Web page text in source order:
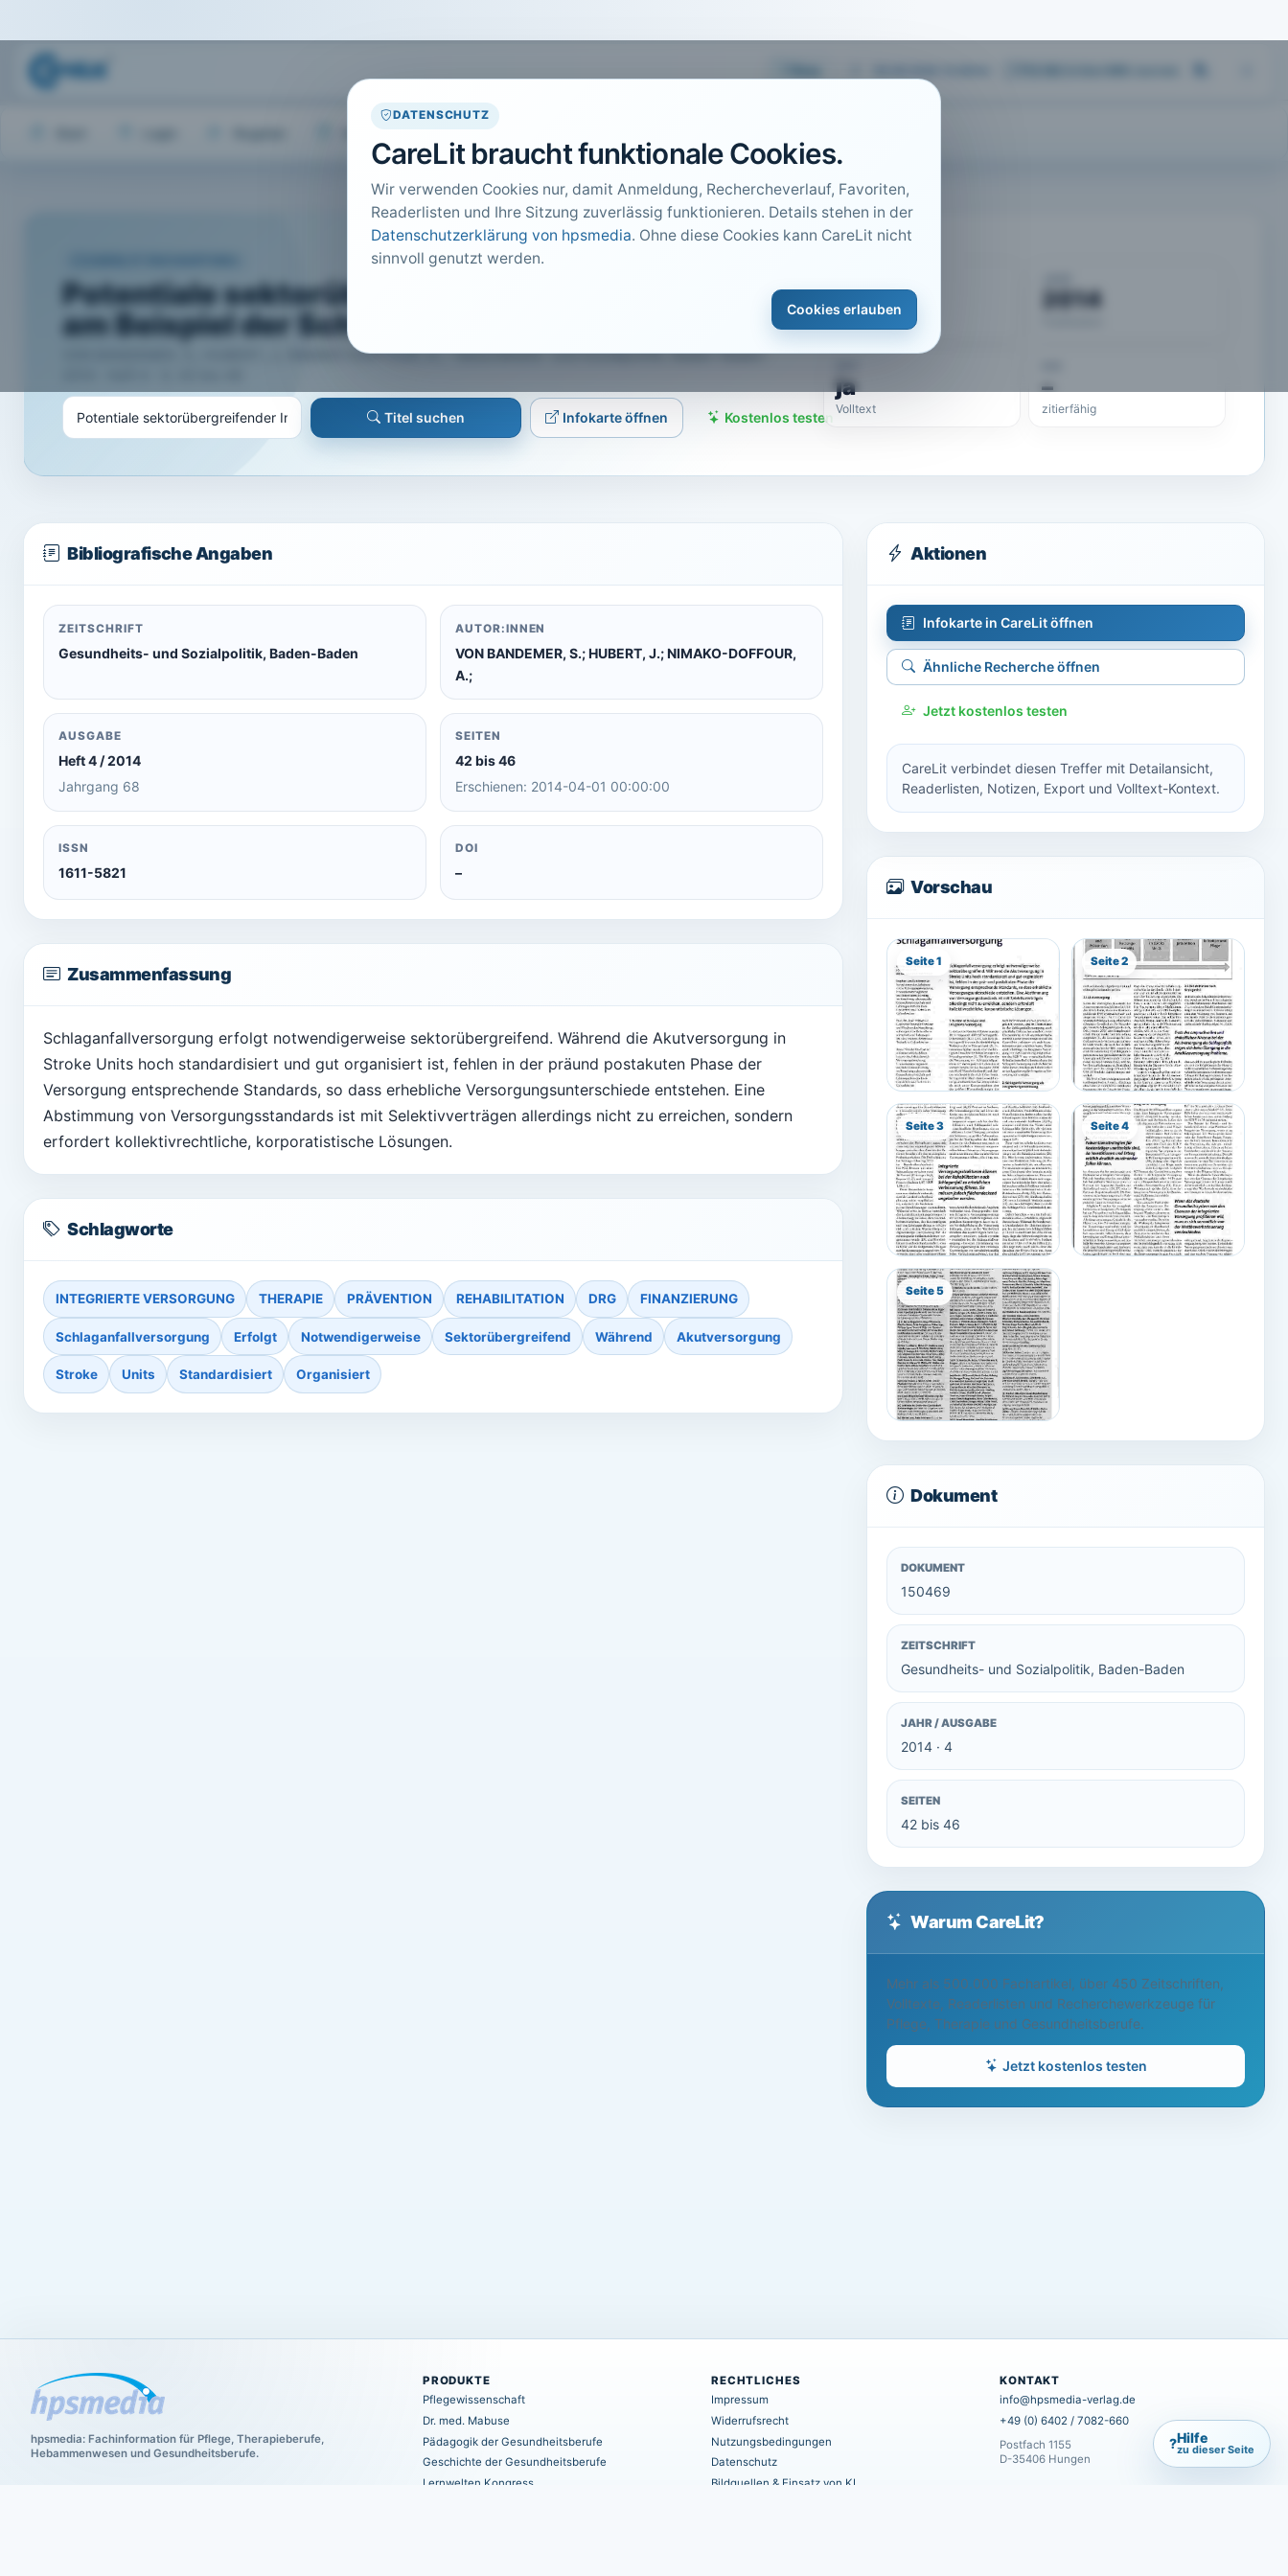
DATENSCHUTZ
CareLit braucht funktionale Cookies.
Wir verwenden Cookies nur, damit Anmeldung, Rechercheverlauf, Favoriten,
Readerlisten und Ihre Sitzung zuverlässig funktionieren. Details stehen in der
Datenschutzerklärung von hpsmedia. Ohne diese Cookies kann CareLit nicht
sinnvoll genutzt werden.
Cookies erlauben
Potentiale sektorübergreifender Innovationen
am Beispiel der Schlaganfallversorgung
VON BANDEMER, S.; HUBERT, J.; NIMAKO-DOFFOUR, A.; · Gesundheits- und Sozialpolitik, Baden-Baden ·
Titel suchen Infokarte öffnen Kostenlos testen
150469 2014
ja
Volltext
–
zitierfähig
Bibliografische Angaben
ZEITSCHRIFT
Gesundheits- und Sozialpolitik, Baden-Baden
AUTOR:INNEN
VON BANDEMER, S.; HUBERT, J.; NIMAKO-DOFFOUR,
A.;
AUSGABE
Heft 4 / 2014
Jahrgang 68
SEITEN
42 bis 46
Erschienen: 2014-04-01 00:00:00
ISSN
1611-5821
DOI
–
Zusammenfassung
Schlaganfallversorgung erfolgt notwendigerweise sektorübergreifend. Während die Akutversorgung in
Stroke Units hoch standardisiert und gut organisiert ist, fehlen in der präund postakuten Phase der
Versorgung entsprechende Standards, so dass erhebliche Versorgungsunterschiede entstehen. Eine
Abstimmung von Versorgungsstandards ist mit Selektivverträgen allerdings nicht zu erreichen, sondern
erfordert kollektivrechtliche, korporatistische Lösungen.
Schlagworte
INTEGRIERTE VERSORGUNG THERAPIE PRÄVENTION REHABILITATION DRG FINANZIERUNG
Schlaganfallversorgung Erfolgt Notwendigerweise Sektorübergreifend Während Akutversorgung
Stroke Units Standardisiert Organisiert
Aktionen
Infokarte in CareLit öffnen
Ähnliche Recherche öffnen
Jetzt kostenlos testen
CareLit verbindet diesen Treffer mit Detailansicht,
Readerlisten, Notizen, Export und Volltext-Kontext.
Vorschau
Seite 1 Seite 2
Seite 3 Seite 4
Seite 5
Dokument
DOKUMENT
150469
ZEITSCHRIFT
Gesundheits- und Sozialpolitik, Baden-Baden
JAHR / AUSGABE
2014 · 4
SEITEN
42 bis 46
Warum CareLit?
Mehr als 500.000 Fachartikel, über 450 Zeitschriften,
Volltexte, Readerlisten und Recherchewerkzeuge für
Pflege, Therapie und Gesundheitsberufe.
Jetzt kostenlos testen
hpsmedia: Fachinformation für Pflege, Therapieberufe,
Hebammenwesen und Gesundheitsberufe.
PRODUKTE
Pflegewissenschaft
Dr. med. Mabuse
Pädagogik der Gesundheitsberufe
Geschichte der Gesundheitsberufe
Lernwelten Kongress
RECHTLICHES
Impressum
Widerrufsrecht
Nutzungsbedingungen
Datenschutz
Bildquellen & Einsatz von KI
KONTAKT
info@hpsmedia-verlag.de
+49 (0) 6402 / 7082-660
Postfach 1155
D-35406 Hungen
?Hilfe
zu dieser Seite